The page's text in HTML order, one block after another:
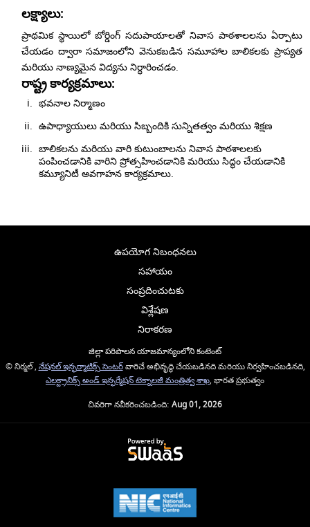
లక్ష్యాలు:
ప్రాథమిక స్థాయిలో బోర్డింగ్ సదుపాయాలతో నివాస పాఠశాలలను ఏర్పాటు
చేయడం ద్వారా సమాజంలోని వెనుకబడిన సమూహాల బాలికలకు ప్రాప్యత
మరియు నాణ్యమైన విద్యను నిర్ధారించడం.
రాష్ట్ర కార్యక్రమాలు:
భవనాల నిర్మాణం
ఉపాధ్యాయులు మరియు సిబ్బందికి సున్నితత్వం మరియు శిక్షణ
బాలికలను మరియు వారి కుటుంబాలను నివాస పాఠశాలలకు
పంపించడానికి వారిని ప్రోత్సహించడానికి మరియు సిద్ధం చేయడానికి
కమ్యూనిటీ అవగాహన కార్యక్రమాలు.
ఉపయోగ నిబంధనలు
సహాయం
సంప్రదించుటకు
విశ్లేషణ
నిరాకరణ
జిల్లా పరిపాలన యాజమాన్యంలోని కంటెంట్
© నిర్మల్ , నేషనల్ ఇన్ఫర్మాటిక్స్ సెంటర్వారిచే అభివృద్ధి చేయబడినది మరియు నిర్వహించబడినది,
ఎలక్ట్రానిక్స్ అండ్ ఇన్ఫర్మేషన్ టెక్నాలజీ మంత్రిత్వ శాఖ, భారత ప్రభుత్వం
చివరిగా నవీకరించబడింది: Aug 01, 2026